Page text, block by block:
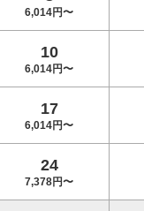
6,014円〜
10
6,014円〜
17
6,014円〜
24
7,378円〜